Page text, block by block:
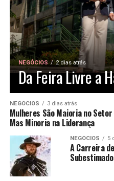
NEGÓCIOS 2 dias atrás
Da Feira Livre a
NEGÓCIOS 3 dias atrás
Mulheres São Maioria no
Mas Minoria na Liderança
NEGÓCIOS 5
A Carreira